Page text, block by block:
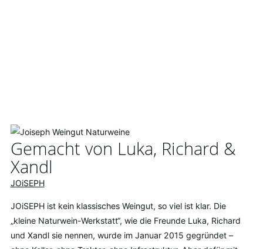
Gemacht von Luka, Richard &
Xandl
JOiSEPH
JOiSEPH ist kein klassisches Weingut, so viel ist klar. Die
„kleine Naturwein-Werkstatt“, wie die Freunde Luka, Richard
und Xandl sie nennen, wurde im Januar 2015 gegründet –